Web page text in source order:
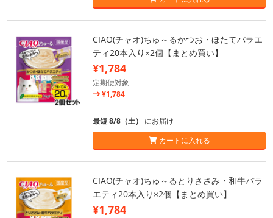
CIAO(チャオ)ちゅ～るかつお・ほたてバラエ
ティ20本入り×2個【まとめ買い】
¥1,784
定期便対象
¥1,784
最短 8/8（土） にお届け
カートに入れる
CIAO(チャオ)ちゅ～るとりささみ・和牛バラ
エティ20本入り×2個【まとめ買い】
¥1,784